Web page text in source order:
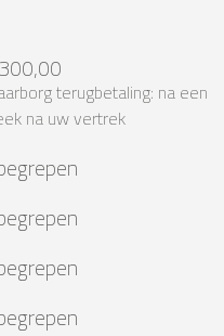
terugbetaling: na een
na uw vertrek